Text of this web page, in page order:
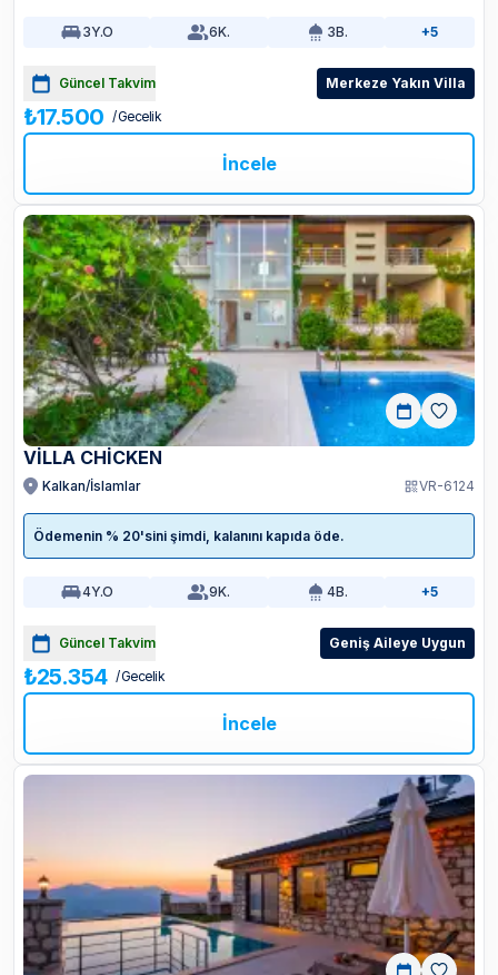
3Y.O 6K. 3B. +5
Güncel Takvim Merkeze Yakın Villa
₺17.500 / Gecelik
İncele
VİLLA CHİCKEN
Kalkan/İslamlar VR-6124
Ödemenin % 20'sini şimdi, kalanını kapıda öde.
4Y.O 9K. 4B. +5
Güncel Takvim Geniş Aileye Uygun
₺25.354 / Gecelik
İncele